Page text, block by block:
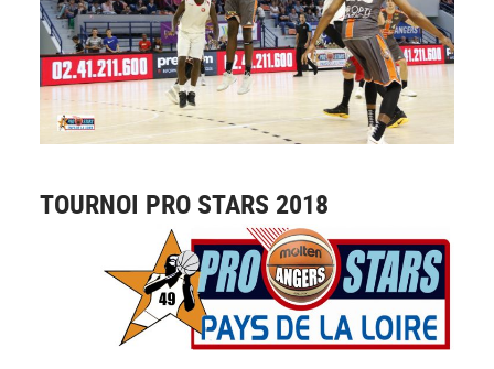
TOURNOI PRO STARS 2018